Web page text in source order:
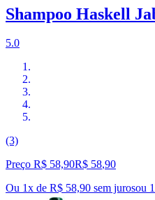
Shampoo Haskell
5.0
(3)
Preço R$ 58,90R$ 58,90
Ou 1x de R$ 58,90 sem jurosou 1